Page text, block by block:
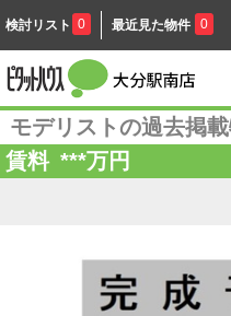
検討リスト 0 最近見た物件 0
モデリストの過去掲
賃料 ***万円